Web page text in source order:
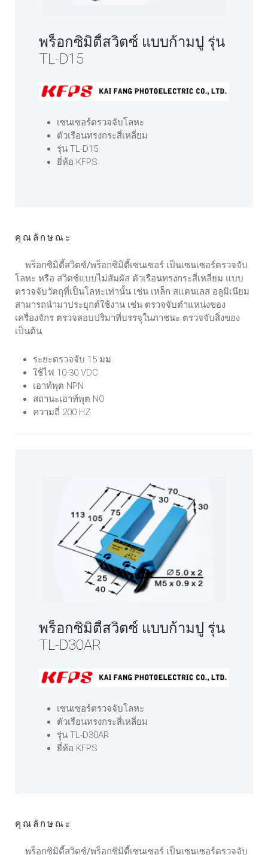
พร็อกซิมิตี้สวิตซ์ แบบก้ามปู รุ่น
TL-D15
เซนเซอร์ตรวจจับโลหะ
ตัวเรือนทรงกระสี่เหลี่ยม
รุ่น TL-D15
ยี่ห้อ KFPS
คุณลักษณะ
พร็อกซิมิตี้สวิตซ์/พร็อกซิมิตี้เซนเซอร์ เป็นเซนเซอร์ตรวจจับ
โลหะ หรือ สวิตช์แบบไม่สัมผัส ตัวเรือนทรงกระสี่เหลี่ยม แบบ
ตรวจจับวัตถุที่เป็นโลหะเท่านั้น เช่น เหล็ก สแตนเลส อลูมิเนียม
สามารถนำมาประยุกต์ใช้งาน เช่น ตรวจจับตำแหน่งของ
เครื่องจักร ตรวจสอบปริมาที่บรรจุในภาชนะ ตรวจจับสิ่งของ
เป็นต้น
ระยะตรวจจับ 15 มม.
ใช้ไฟ 10-30 VDC
เอาท์พุต NPN
สถานะเอาท์พุต NO
ความถี่ 200 HZ
พร็อกซิมิตี้สวิตซ์ แบบก้ามปู รุ่น
TL-D30AR
เซนเซอร์ตรวจจับโลหะ
ตัวเรือนทรงกระสี่เหลี่ยม
รุ่น TL-D30AR
ยี่ห้อ KFPS
คุณลักษณะ
พร็อกซิมิตี้สวิตซ์/พร็อกซิมิตี้เซนเซอร์ เป็นเซนเซอร์ตรวจจับ